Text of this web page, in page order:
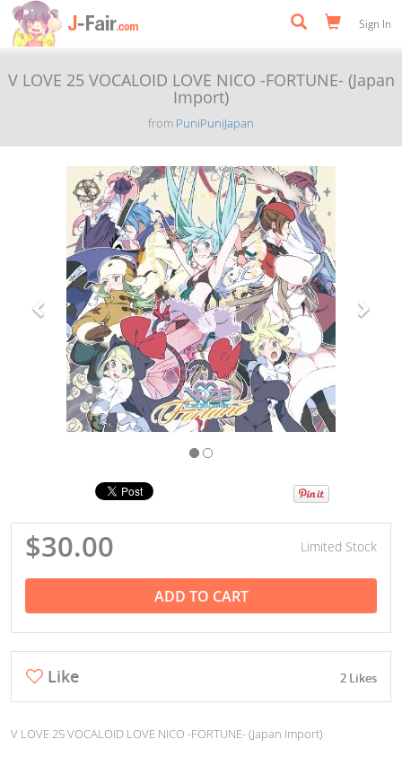
Sign In
V LOVE 25 VOCALOID LOVE NICO -FORTUNE- (Japan
Import)
from PuniPuniJapan
Previous
$30.00 Limited Stock
ADD TO CART
Like 2 Likes
V LOVE 25 VOCALOID LOVE NICO -FORTUNE- (Japan Import)